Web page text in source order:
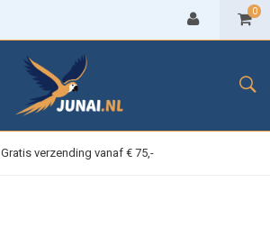
0
Gratis verzending vanaf € 75,-